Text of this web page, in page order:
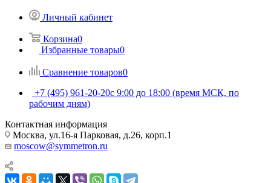
Личный кабинет
Корзина0
Избранные товары0
Сравнение товаров0
+7 (495) 961-20-20с 9:00 до 18:00 (время МСК, по
рабочим дням)
Контактная информация
Москва, ул.16-я Парковая, д.26, корп.1
moscow@symmetron.ru